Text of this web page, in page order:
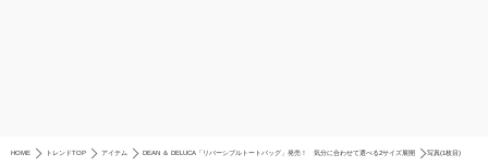
HOME トレンドTOP アイテム DEAN ＆ DELUCA「リバーシブルトートバッグ」発売！ 気分に合わせて選べる2サイズ展開 写真(1枚目)